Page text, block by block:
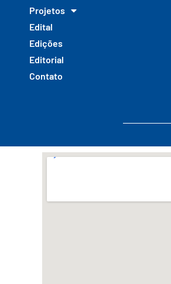
Projetos
Edital
Edições
Editorial
Contato